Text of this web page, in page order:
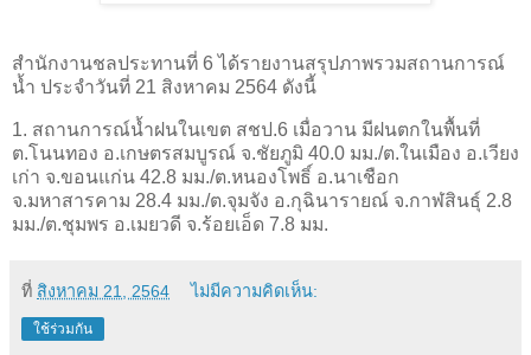
สำนักงานชลประทานที่ 6 ได้รายงานสรุปภาพรวมสถานการณ์
น้ำ ประจำวันที่ 21 สิงหาคม 2564 ดังนี้
1. สถานการณ์น้ำฝนในเขต สชป.6 เมื่อวาน มีฝนตกในพื้นที่
ต.โนนทอง อ.เกษตรสมบูรณ์ จ.ชัยภูมิ 40.0 มม./ต.ในเมือง อ.เวียง
เก่า จ.ขอนแก่น 42.8 มม./ต.หนองโพธิ์ อ.นาเชือก
จ.มหาสารคาม 28.4 มม./ต.จุมจัง อ.กุฉินารายณ์ จ.กาฬสินธุ์ 2.8
มม./ต.ชุมพร อ.เมยวดี จ.ร้อยเอ็ด 7.8 มม.
ที่ สิงหาคม 21, 2564 ไม่มีความคิดเห็น:
ใช้ร่วมกัน